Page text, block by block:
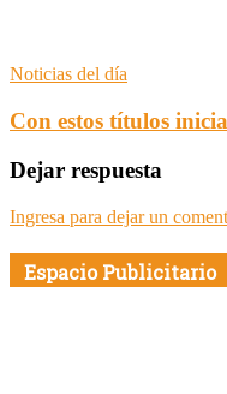
Noticias del día
Con estos títulos
Dejar respuesta
Ingresa para dejar un
Espacio Publicitario